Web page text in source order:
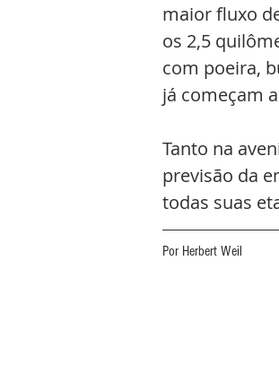
maior fluxo
os 2,5
com poeira,
já começam
Tanto na
previsão da
todas suas
Por Herbert Weil